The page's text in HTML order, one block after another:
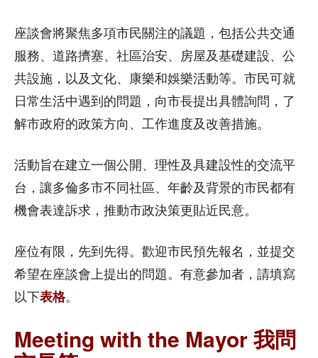
座談會將聚焦多項市民關注的議題，包括公共交通
服務、道路擠塞、社區治安、房屋及基礎建設、公
共設施，以及文化、康樂和娛樂活動等。市民可就
日常生活中遇到的問題，向市長提出具體詢問，了
解市政府的政策方向、工作進度及改善措施。
活動旨在建立一個公開、理性及具建設性的交流平
台，讓多倫多市不同社區、年齡及背景的市民都有
機會表達訴求，推動市政決策更貼近民意。
座位有限，先到先得。歡迎市民預先報名，並提交
希望在座談會上提出的問題。有意參加者，請填寫
以下表格。
Meeting with the Mayor 我問